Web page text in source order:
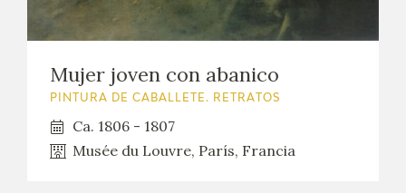
Mujer joven con abanico
PINTURA DE CABALLETE. RETRATOS
Ca. 1806 - 1807
Musée du Louvre, París, Francia